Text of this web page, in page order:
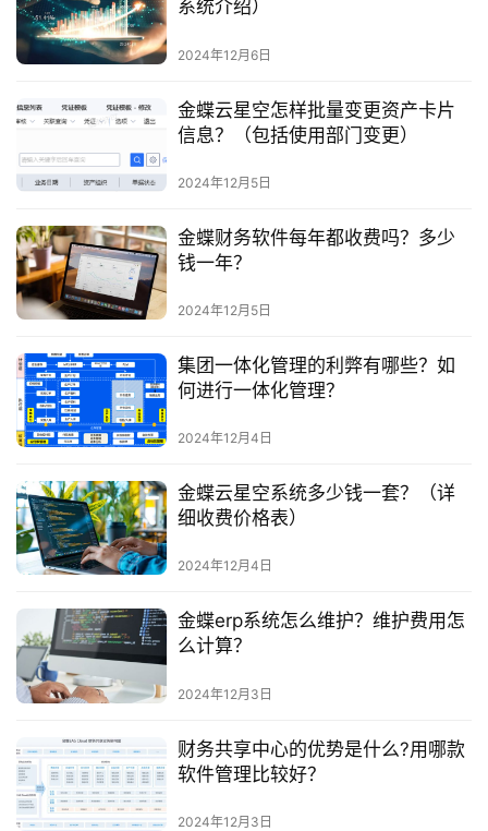
系统介绍）
2024年12月6日
金蝶云星空怎样批量变更资产卡片
信息？（包括使用部门变更）
2024年12月5日
金蝶财务软件每年都收费吗？多少
钱一年？
2024年12月5日
集团一体化管理的利弊有哪些？如
何进行一体化管理？
2024年12月4日
金蝶云星空系统多少钱一套？（详
细收费价格表）
2024年12月4日
金蝶erp系统怎么维护？维护费用怎
么计算？
2024年12月3日
财务共享中心的优势是什么?用哪款
软件管理比较好？
2024年12月3日